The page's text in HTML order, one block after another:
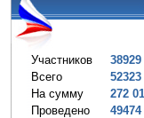
Участников
38929
Всего
52323
На сумму
272
Проведено
49474